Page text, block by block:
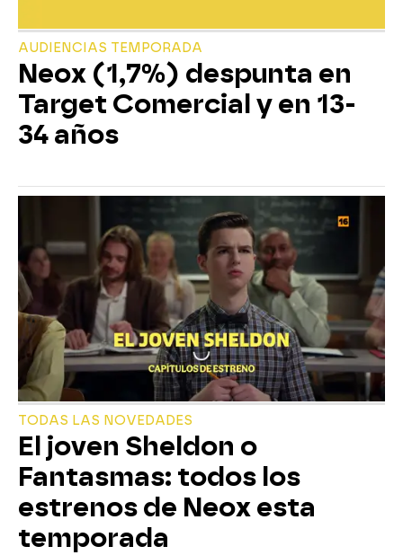
AUDIENCIAS TEMPORADA
Neox (1,7%) despunta en
Target Comercial y en 13-
34 años
TODAS LAS NOVEDADES
El joven Sheldon o
Fantasmas: todos los
estrenos de Neox esta
temporada